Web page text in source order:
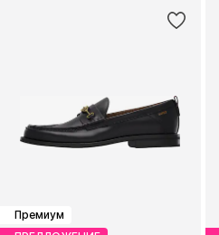
Премиум